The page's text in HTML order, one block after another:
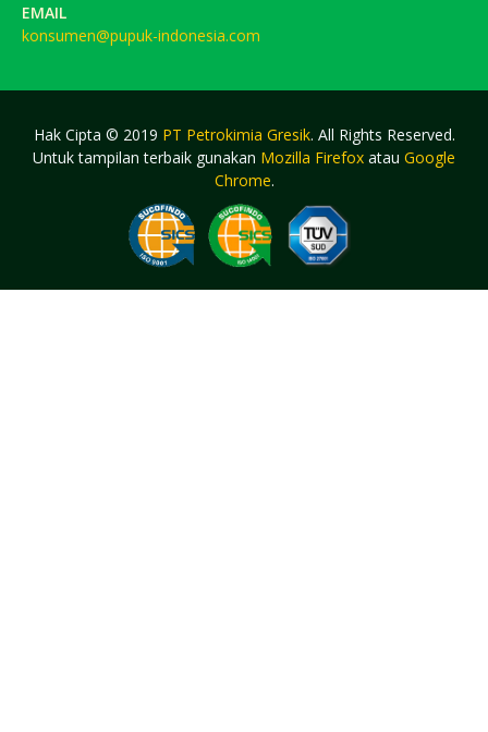
EMAIL
konsumen@pupuk-indonesia.com
Hak Cipta © 2019 PT Petrokimia Gresik. All Rights Reserved.
Untuk tampilan terbaik gunakan Mozilla Firefox atau Google
Chrome.